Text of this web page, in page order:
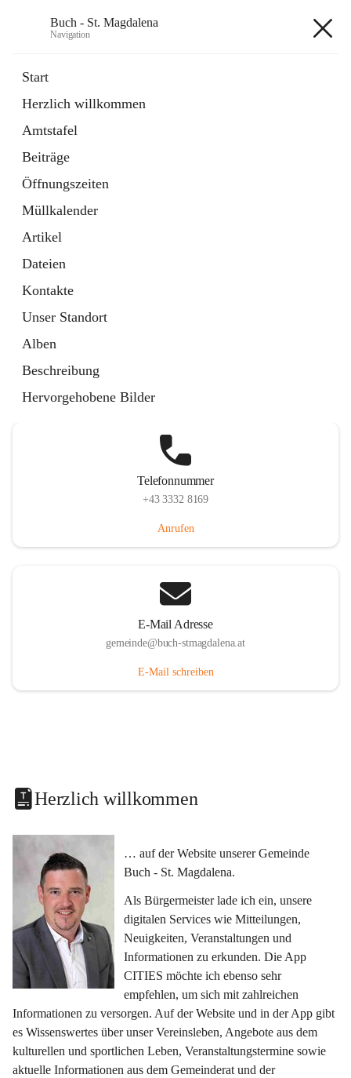
Buch - St. Magdalena
Navigation
Start
Herzlich willkommen
Amtstafel
Beiträge
Öffnungszeiten
Müllkalender
Artikel
Dateien
Kontakte
Unser Standort
Alben
Beschreibung
Hervorgehobene Bilder
11 Schnellzugriffe
Bürgerservice
10 Schnellzugriffe
Telefonnummer
+43 3332 8169
Anrufen
E-Mail Adresse
gemeinde@buch-stmagdalena.at
E-Mail schreiben
Herzlich willkommen
… auf der Website unserer Gemeinde
Buch - St. Magdalena.
Als Bürgermeister lade ich ein, unsere
digitalen Services wie Mitteilungen,
Neuigkeiten, Veranstaltungen und
Informationen zu erkunden. Die App
CITIES möchte ich ebenso sehr
empfehlen, um sich mit zahlreichen
Informationen zu versorgen. Auf der Website und in der App gibt
es Wissenswertes über unser Vereinsleben, Angebote aus dem
kulturellen und sportlichen Leben, Veranstaltungstermine sowie
aktuelle Informationen aus dem Gemeinderat und der